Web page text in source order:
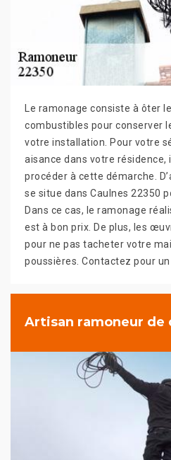
Le ramonage consiste à ôter
combustibles pour conserver
votre installation. Pour votre
aisance dans votre résidence,
procéder à cette démarche.
se situe dans Caulnes 22350
Dans ce cas, le ramonage
est à bon prix. De plus, les
pour ne pas tacheter votre
poussières. Contactez pour
Artisan ramoneur de